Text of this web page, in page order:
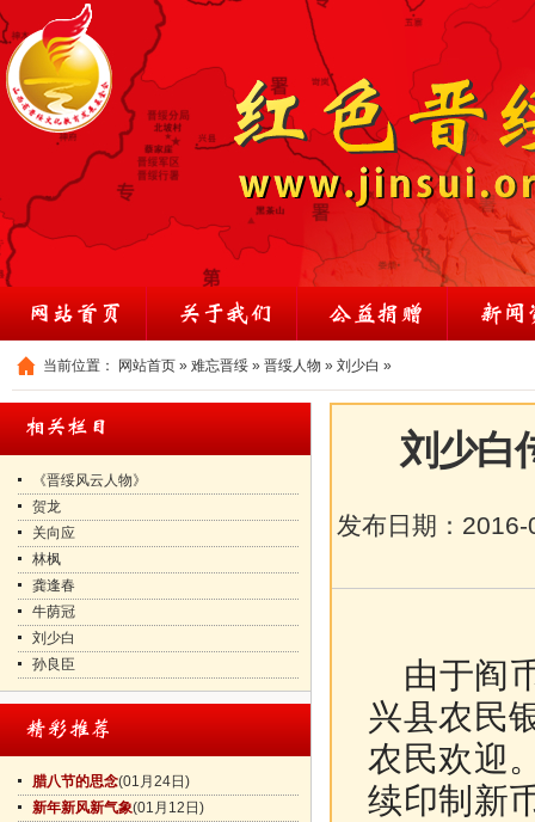
当前位置： 网站首页 » 难忘晋绥 » 晋绥人物 » 刘少白 »
《晋绥风云人物》
贺龙
关向应
林枫
龚逢春
牛荫冠
刘少白
孙良臣
腊八节的思念(01月24日)
新年新风新气象(01月12日)
刘少白
发布日期： 2016-
由于阎
兴县农民
农民欢迎
续印制新